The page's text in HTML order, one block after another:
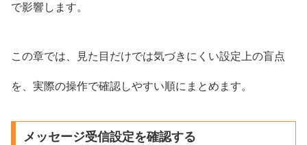
で影響します。
この章では、見た目だけでは気づきにくい設定上の盲点
を、実際の操作で確認しやすい順にまとめます。
メッセージ受信設定を確認する